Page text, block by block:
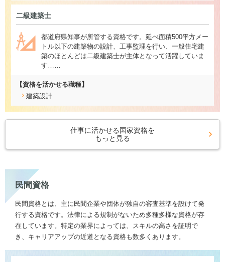
二級建築士
都道府県知事が所管する資格です。延べ面積500平方メー
トル以下の建築物の設計、工事監理を行い、一般住宅建
築のほとんどは二級建築士が主体となって活躍していま
す……
【資格を活かせる職種】
建築設計
仕事に活かせる国家資格を
もっと見る
民間資格
民間資格とは、主に民間企業や団体が独自の審査基準を設けて発
行する資格です。法律による規制がないため多種多様な資格が存
在しています。特定の業界によっては、スキルの高さを証明で
き、キャリアアップの近道となる資格も数多くあります。